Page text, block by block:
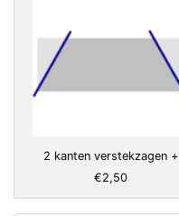
2 kanten verstekzagen +
€2,50